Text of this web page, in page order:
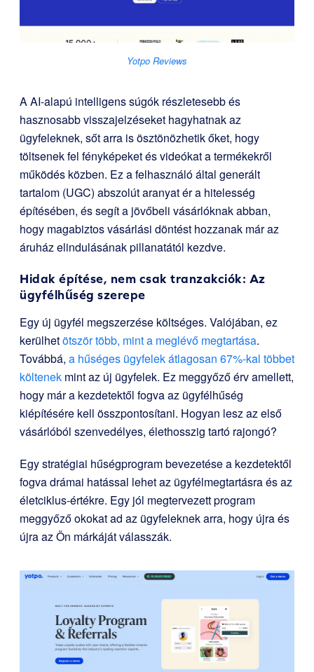
Yotpo Reviews
A AI-alapú intelligens súgók részletesebb és
hasznosabb visszajelzéseket hagyhatnak az
ügyfeleknek, sőt arra is ösztönözhetik őket, hogy
töltsenek fel fényképeket és videókat a termékekről
működés közben. Ez a felhasználó által generált
tartalom (UGC) abszolút aranyat ér a hitelesség
építésében, és segít a jövőbeli vásárlóknak abban,
hogy magabiztos vásárlási döntést hozzanak már az
áruház elindulásának pillanatától kezdve.
Hidak építése, nem csak tranzakciók: Az
ügyfélhűség szerepe
Egy új ügyfél megszerzése költséges. Valójában, ez
kerülhetötször több, mint a meglévő megtartása.
Továbbá, a hűséges ügyfelek átlagosan 67%-kal többet
költenek mint az új ügyfelek. Ez meggyőző érv amellett,
hogy már a kezdetektől fogva az ügyfélhűség
kiépítésére kell összpontosítani. Hogyan lesz az első
vásárlóból szenvedélyes, élethosszig tartó rajongó?
Egy stratégiai hűségprogram bevezetése a kezdetektől
fogva drámai hatással lehet az ügyfélmegtartásra és az
életciklus-értékre. Egy jól megtervezett program
meggyőző okokat ad az ügyfeleknek arra, hogy újra és
újra az Ön márkáját válasszák.